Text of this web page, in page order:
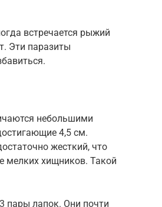
встречается рыжий
Эти паразиты
небольшими
4,5 см.
жесткий, что
мелких хищников. Такой
пары лапок. Они почти